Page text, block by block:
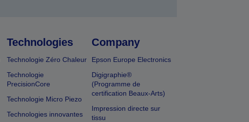
Technologies
Technologie Zéro Chaleur
Technologie
PrecisionCore
Technologie Micro Piezo
Technologies innovantes
Company
Epson Europe Electronics
Digigraphie®
(Programme de
certification Beaux-Arts)
Impression directe sur
tissu